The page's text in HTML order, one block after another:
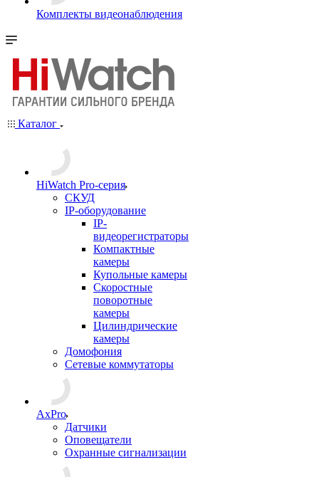
Комплекты видеонаблюдения
Каталог
HiWatch Pro-серия
CКУД
IP-оборудование
IP-
видеорегистраторы
Компактные
камеры
Купольные камеры
Скоростные
поворотные
камеры
Цилиндрические
камеры
Домофония
Сетевые коммутаторы
AxPro
Датчики
Оповещатели
Охранные сигнализации